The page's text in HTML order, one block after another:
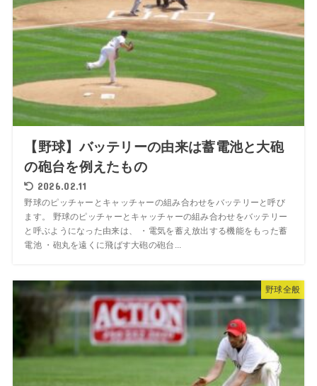
【野球】バッテリーの由来は蓄電池と大砲
の砲台を例えたもの
2026.02.11
野球のピッチャーとキャッチャーの組み合わせをバッテリーと呼び
ます。 野球のピッチャーとキャッチャーの組み合わせをバッテリー
と呼ぶようになった由来は、 ・電気を蓄え放出する機能をもった蓄
電池 ・砲丸を遠くに飛ばす大砲の砲台...
野球全般